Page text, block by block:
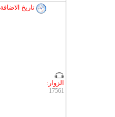
تاريخ الاضافة
الزوار:
17561